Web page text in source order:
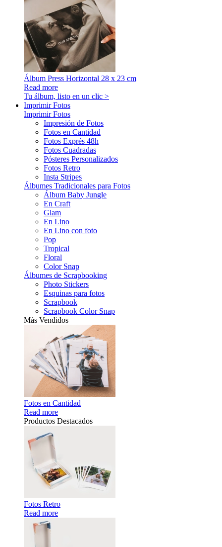
Álbum Press Horizontal 28 x 23 cm
Read more
Tu álbum, listo en un clic >
Imprimir Fotos
Imprimir Fotos
Impresión de Fotos
Fotos en Cantidad
Fotos Exprés 48h
Fotos Cuadradas
Pósteres Personalizados
Fotos Retro
Insta Stripes
Álbumes Tradicionales para Fotos
Álbum Baby Jungle
En Craft
Glam
En Lino
En Lino con foto
Pop
Tropical
Floral
Color Snap
Álbumes de Scrapbooking
Photo Stickers
Esquinas para fotos
Scrapbook
Scrapbook Color Snap
Más Vendidos
Fotos en Cantidad
Read more
Productos Destacados
Fotos Retro
Read more